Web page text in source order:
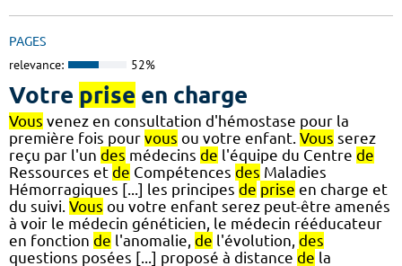
PAGES
relevance: 52%
Votre prise en charge
Vous venez en consultation d'hémostase pour la
première fois pour vous ou votre enfant. Vous serez
reçu par l'un des médecins de l'équipe du Centre de
Ressources et de Compétences des Maladies
Hémorragiques [...] les principes de prise en charge et
du suivi. Vous ou votre enfant serez peut-être amenés
à voir le médecin généticien, le médecin rééducateur
en fonction de l'anomalie, de l'évolution, des
questions posées [...] proposé à distance de la